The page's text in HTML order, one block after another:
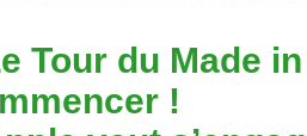
Tour du Made
!